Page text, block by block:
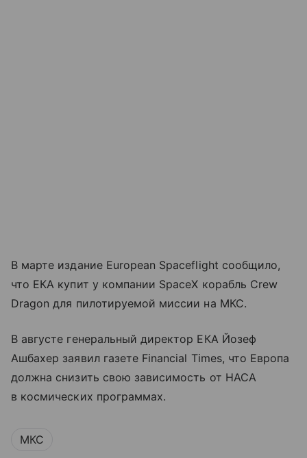
В марте издание European Spaceflight сообщило,
что ЕКА купит у компании SpaceX корабль Crew
Dragon для пилотируемой миссии на МКС.
В августе генеральный директор ЕКА Йозеф
Ашбахер заявил газете Financial Times, что Европа
должна снизить свою зависимость от НАСА
в космических программах.
МКС